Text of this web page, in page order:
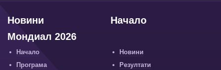
Начало
Новини
Мондиал 2026
Начало
Новини
Програма
Резултати